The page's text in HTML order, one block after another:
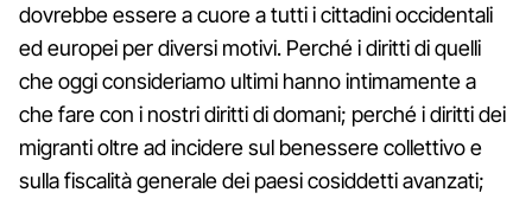
dovrebbe essere a cuore a tutti i cittadini occidentali
ed europei per diversi motivi. Perché i diritti di quelli
che oggi consideriamo ultimi hanno intimamente a
che fare con i nostri diritti di domani; perché i diritti dei
migranti oltre ad incidere sul benessere collettivo e
sulla fiscalità generale dei paesi cosiddetti avanzati;